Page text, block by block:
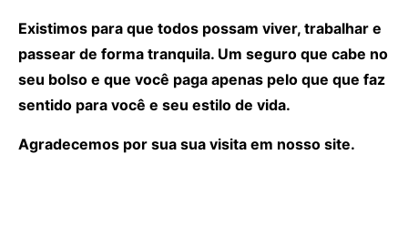
Existimos para que todos possam viver, trabalhar e
passear de forma tranquila. Um seguro que cabe no
seu bolso e que você paga apenas pelo que que faz
sentido para você e seu estilo de vida.
Agradecemos por sua sua visita em nosso site.